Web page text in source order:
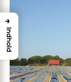
→
Indhold